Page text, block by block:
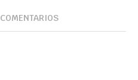
COMENTARIOS